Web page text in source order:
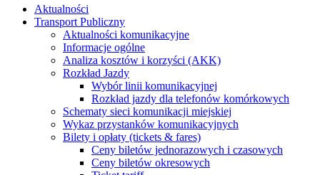
Aktualności
Transport Publiczny
Aktualności komunikacyjne
Informacje ogólne
Analiza kosztów i korzyści (AKK)
Rozkład Jazdy
Wybór linii komunikacyjnej
Rozkład jazdy dla telefonów komórkowych
Schematy sieci komunikacji miejskiej
Wykaz przystanków komunikacyjnych
Bilety i opłaty (tickets & fares)
Ceny biletów jednorazowych i czasowych
Ceny biletów okresowych